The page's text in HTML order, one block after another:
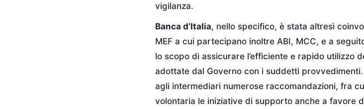
vigilanza.
Banca d’Italia, nello specifico, è stata altresì
MEF a cui partecipano inoltre ABI, MCC, e a
lo scopo di assicurare l’efficiente e rapido utilizzo
adottate dal Governo con i suddetti
agli intermediari numerose raccomandazioni, fra
volontaria le iniziative di supporto anche a favore